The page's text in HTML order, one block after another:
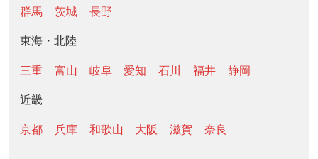
群馬
茨城 長野
東海・北陸
三重 富山 岐阜 愛知 石川 福井 静岡
近畿
京都 兵庫 和歌山 大阪 滋賀 奈良